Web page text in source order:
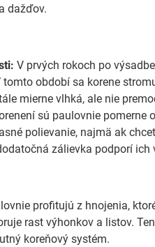
dažďov.
V prvých rokoch po
období sa korene
mierne vlhká, ale nie
sú paulovnie
polievanie, najmä ak
zálievka podporí ich
profitujú z hnojenia,
rast výhonkov a listov.
koreňový systém.